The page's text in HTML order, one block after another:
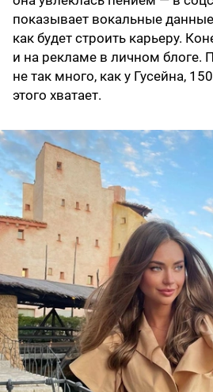
показывает вокальные
как будет строить карьеру.
и на рекламе в личном блоге.
не так много, как у Гусейна,
этого хватает.